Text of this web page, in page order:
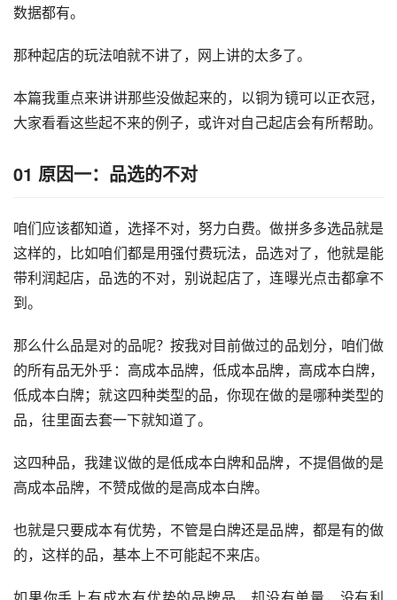
数据都有。
那种起店的玩法咱就不讲了，网上讲的太多了。
本篇我重点来讲讲那些没做起来的，以铜为镜可以正衣冠，
大家看看这些起不来的例子，或许对自己起店会有所帮助。
01 原因一：品选的不对
咱们应该都知道，选择不对，努力白费。做拼多多选品就是
这样的，比如咱们都是用强付费玩法，品选对了，他就是能
带利润起店，品选的不对，别说起店了，连曝光点击都拿不
到。
那么什么品是对的品呢？按我对目前做过的品划分，咱们做
的所有品无外乎：高成本品牌，低成本品牌，高成本白牌，
低成本白牌；就这四种类型的品，你现在做的是哪种类型的
品，往里面去套一下就知道了。
这四种品，我建议做的是低成本白牌和品牌，不提倡做的是
高成本品牌，不赞成做的是高成本白牌。
也就是只要成本有优势，不管是白牌还是品牌，都是有的做
的，这样的品，基本上不可能起不来店。